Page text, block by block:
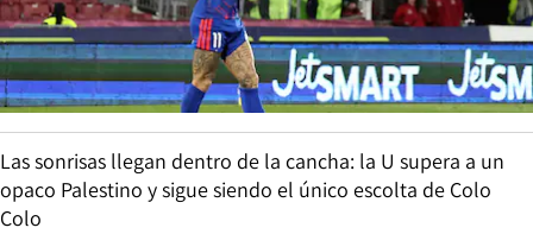
Las sonrisas llegan dentro de la cancha: la U supera a un
opaco Palestino y sigue siendo el único escolta de Colo
Colo